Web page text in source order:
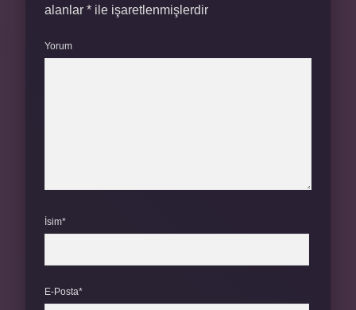
alanlar * ile işaretlenmişlerdir
Yorum
İsim*
E-Posta*